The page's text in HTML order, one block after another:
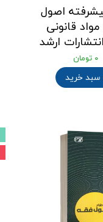
اصول
قانونی
ارشد
۰ تومان
سبد خرید